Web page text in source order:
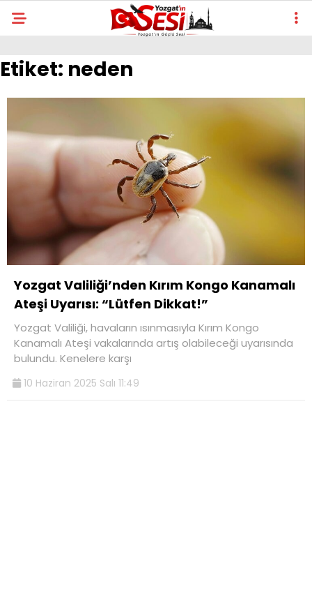
Etiket: neden
Yozgat Valiliği’nden Kırım Kongo Kanamalı
Ateşi Uyarısı: “Lütfen Dikkat!”
Yozgat Valiliği, havaların ısınmasıyla Kırım Kongo
Kanamalı Ateşi vakalarında artış olabileceği uyarısında
bulundu. Kenelere karşı
10 Haziran 2025 Salı 11:49